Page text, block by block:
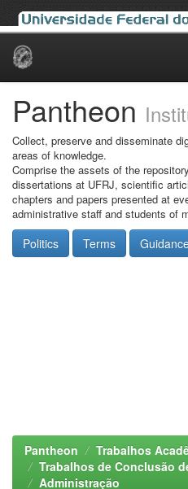
Skip
Pantheon
Collect, preserve and disseminate
areas of knowledge.
Comprise the assets of the
dissertations at UFRJ, scientific
chapters and papers presented at
administrative staff and students of
Politics Terms
Pantheon
Trabalhos
Trabalhos de Conclusão
Administração